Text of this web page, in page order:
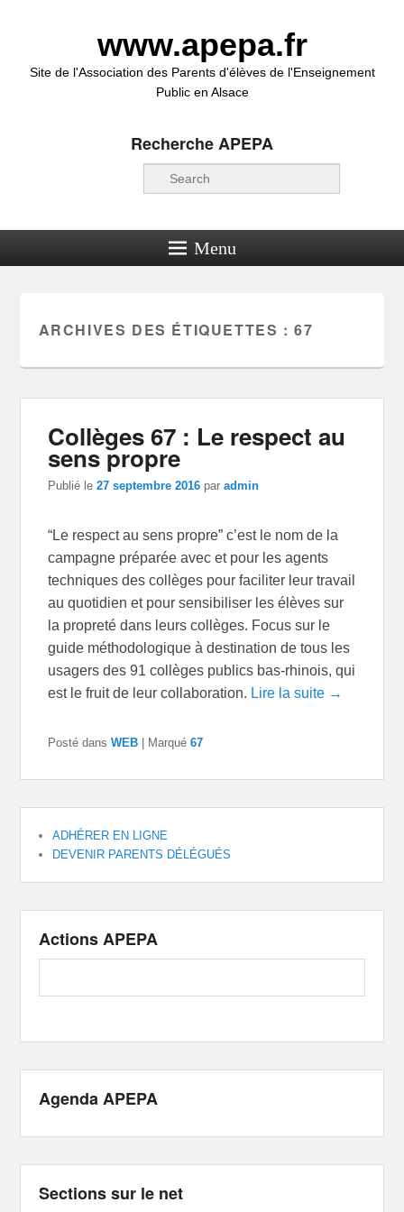
www.apepa.fr
Site de l'Association des Parents d'élèves de l'Enseignement
Public en Alsace
Recherche APEPA
Recherche
Menu
ARCHIVES DES ÉTIQUETTES :67
Collèges 67 : Le respect au
sens propre
Publié le27 septembre 2016 paradmin
“Le respect au sens propre” c’est le nom de la
campagne préparée avec et pour les agents
techniques des collèges pour faciliter leur travail
au quotidien et pour sensibiliser les élèves sur
la propreté dans leurs collèges. Focus sur le
guide méthodologique à destination de tous les
usagers des 91 collèges publics bas-rhinois, qui
est le fruit de leur collaboration. Lire la suite →
Posté dans WEB Marqué 67
ADHÉRER EN LIGNE
DEVENIR PARENTS DÉLÉGUÉS
Actions APEPA
Agenda APEPA
Sections sur le net